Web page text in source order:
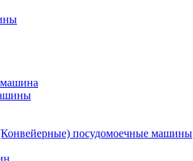
машина
посудомоечные машины